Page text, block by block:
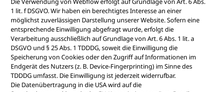
1 lit. f DSGVO. Wir haben ein berechtigtes Interesse an einer
möglichst zuverlässigen Darstellung unserer Website. Sofern eine
entsprechende Einwilligung abgefragt wurde, erfolgt die
Verarbeitung ausschließlich auf Grundlage von Art. 6 Abs. 1 lit. a
DSGVO und § 25 Abs. 1 TDDDG, soweit die Einwilligung die
Speicherung von Cookies oder den Zugriff auf Informationen im
Endgerät des Nutzers (z. B. Device-Fingerprinting) im Sinne des
TDDDG umfasst. Die Einwilligung ist jederzeit widerrufbar.
Die Datenübertragung in die USA wird auf die